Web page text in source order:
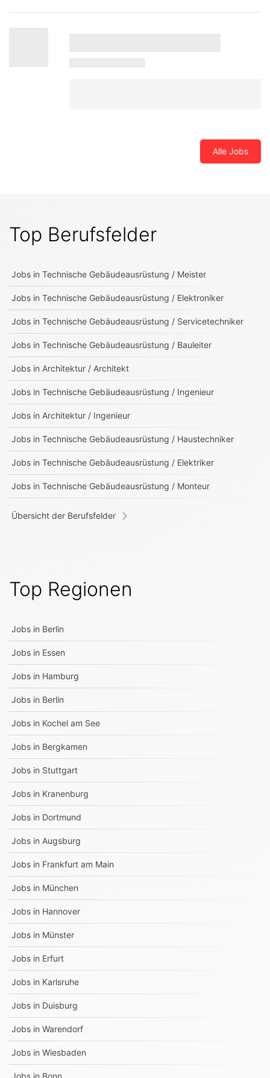
Alle Jobs
Top Berufsfelder
Jobs in Technische Gebäudeausrüstung / Meister
Jobs in Technische Gebäudeausrüstung / Elektroniker
Jobs in Technische Gebäudeausrüstung / Servicetechniker
Jobs in Technische Gebäudeausrüstung / Bauleiter
Jobs in Architektur / Architekt
Jobs in Technische Gebäudeausrüstung / Ingenieur
Jobs in Architektur / Ingenieur
Jobs in Technische Gebäudeausrüstung / Haustechniker
Jobs in Technische Gebäudeausrüstung / Elektriker
Jobs in Technische Gebäudeausrüstung / Monteur
Übersicht der Berufsfelder
Top Regionen
Jobs in Berlin
Jobs in Essen
Jobs in Hamburg
Jobs in Berlin
Jobs in Kochel am See
Jobs in Bergkamen
Jobs in Stuttgart
Jobs in Kranenburg
Jobs in Dortmund
Jobs in Augsburg
Jobs in Frankfurt am Main
Jobs in München
Jobs in Hannover
Jobs in Münster
Jobs in Erfurt
Jobs in Karlsruhe
Jobs in Duisburg
Jobs in Warendorf
Jobs in Wiesbaden
Jobs in Bonn